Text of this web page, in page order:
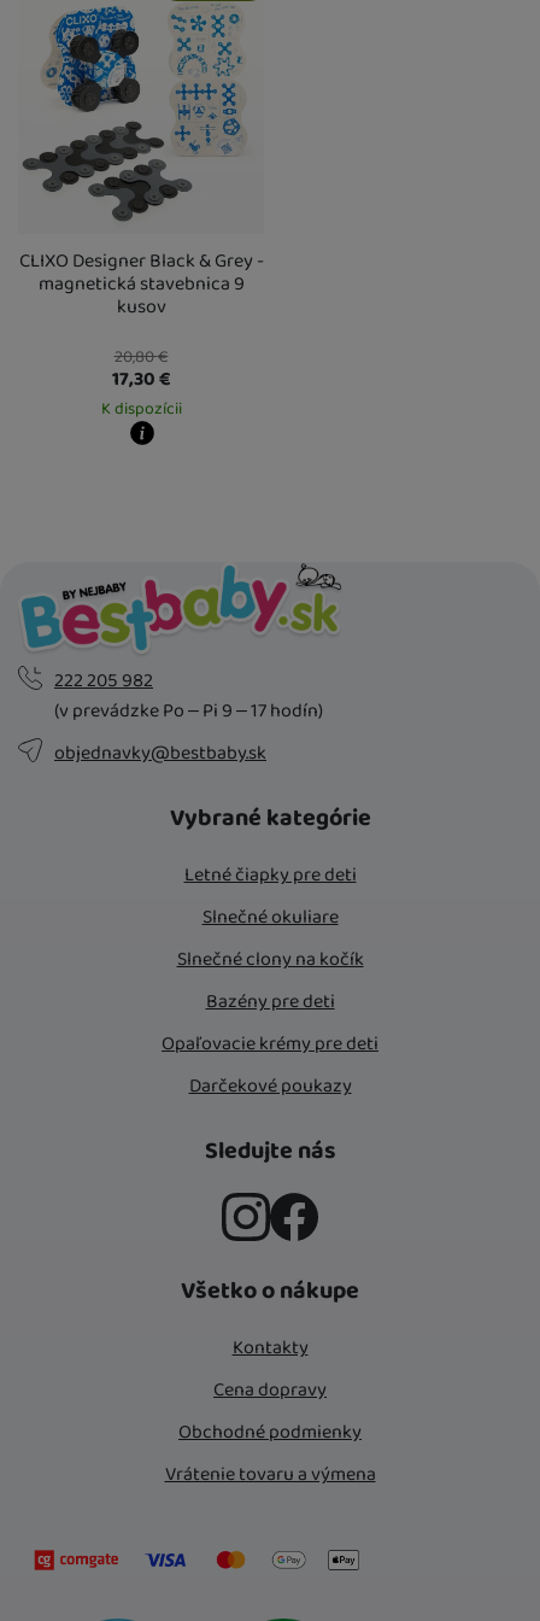
U Vás doma17. 8.
CLIXO Designer Black & Grey -
magnetická stavebnica 9
kusov
20,80€
17,30€
K dispozícii
222 205 982
(v prevádzke Po – Pi 9 – 17 hodín)
objednavky@bestbaby.sk
Vybrané kategórie
Letné čiapky pre deti
Slnečné okuliare
Slnečné clony na kočík
Bazény pre deti
Opaľovacie krémy pre deti
Darčekové poukazy
Sledujte nás
Všetko o nákupe
Kontakty
Cena dopravy
Obchodné podmienky
Vrátenie tovaru a výmena